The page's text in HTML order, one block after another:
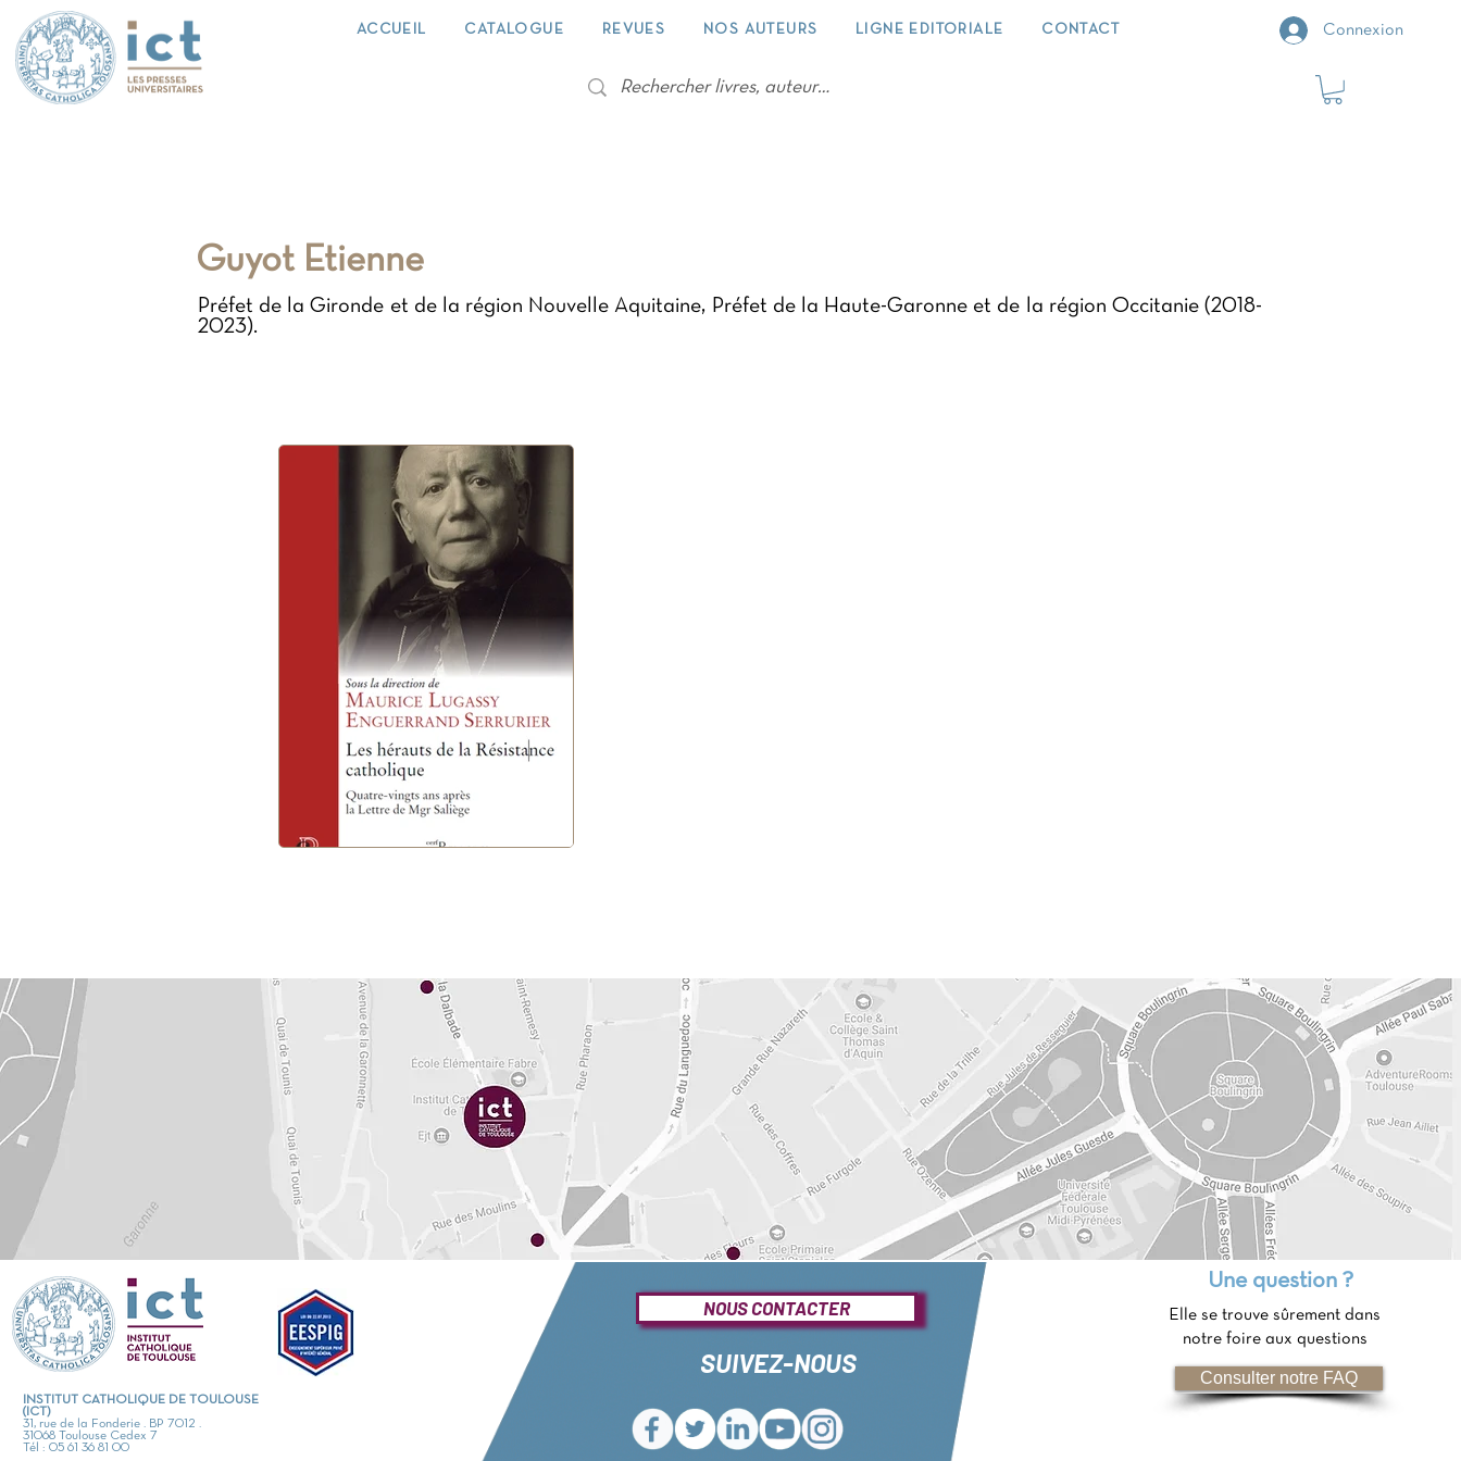
ACCUEIL CATALOGUE REVUES NOS AUTEURS LIGNE EDITORIALE CONTACT Connexion
Guyot Etienne
Préfet de la Gironde et de la région Nouvelle Aquitaine, Préfet de la Haute-Garonne et de la région Occitanie (2018-
2023).
INSTITUT CATHOLIQUE DE TOULOUSE
(ICT)
31, rue de la Fonderie . BP 7012 .
31068 Toulouse Cedex 7
Tél : 05 61 36 81 00
NOUS CONTACTER
SUIVEZ-NOUS
Une question ?
Elle se trouve sûrement dans
notre foire aux questions
Consulter notre FAQ